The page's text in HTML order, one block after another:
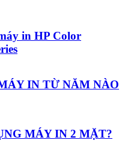
in HP Color
IN TỪ NĂM NÀO
MÁY IN 2 MẶT?